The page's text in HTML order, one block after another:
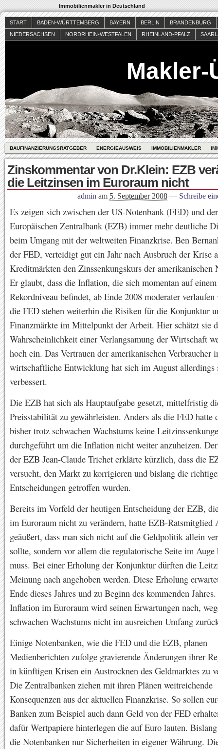
Immobilienmakler in Deutschland
START BADEN-WÜRTTEMBERG BAYERN BERLIN
BRANDENBURG
NIEDERSACHSEN
NORDRHEIN-WESTFALEN RHEINLAND-PFALZ
Makler-
BAUFINANZIERUNGSRATGEBER ENERGIEAUSWEIS IMMOBILIENMAKLER
Zinskommentar von Dr.Klein: EZB
die Leitzinsen im Euroraum nicht
admin am 5. September 2008 — Schreibe
Es zeigen sich zwischen der US-Notenbank (FED) und der
Europäischen Zentralbank (EZB) immer mehr deutliche
beim Umgang mit der weltweiten Finanzkrise. Ben
der FED, verteidigt gut ein Jahr nach Ausbruch der Krise
Kreditmärkten den Zinssenkungskurs der amerikanischen
Er glaubt, dass die Inflation, die sich momentan auf einem
Rekordniveau befindet, ab Ende 2008 moderater
die FED stehen weiterhin die Risiken für die Konjunktur
Finanzmärkte im Mittelpunkt der Arbeit. Hier schätzt sie
Wahrscheinlichkeit einer Verlangsamung der Wirtschaft
hoch ein. Das Vertrauen der amerikanischen Verbraucher
wirtschaftliche Entwicklung hat sich im August allerdings
verbessert.
Die EZB hat sich als Hauptaufgabe gesetzt, mittelfristig
Preisstabilität zu gewährleisten. Anders als die FED hatte
bisher trotz schwachen Wachstums keine
durchgeführt um die Inflation nicht weiter anzuheizen.
der EZB Jean-Claude Trichet erklärte kürzlich, dass die
versucht, den Markt zu korrigieren und bislang die
Entscheidungen getroffen wurden.
Bereits im Vorfeld der heutigen Entscheidung der EZB,
im Euroraum nicht zu verändern, hatte EZB-Ratsmitglied
geäußert, dass man sich nicht auf die Geldpolitik allein
sollte, sondern vor allem die regulatorische Seite im Auge
muss. Bei einer Erholung der Konjunktur dürften die
Meinung nach angehoben werden. Diese Erholung
Ende dieses Jahres und zu Beginn des kommenden
Inflation im Euroraum wird seinen Erwartungen nach,
schwachen Wachstums nicht im ausreichen Umfang
Einige Notenbanken, wie die FED und die EZB, planen
Medienberichten zufolge gravierende Änderungen ihrer
in künftigen Krisen ein Austrocknen des Geldmarktes zu
Die Zentralbanken ziehen mit ihren Plänen weitreichende
Konsequenzen aus der aktuellen Finanzkrise. So sollen
Banken zum Beispiel auch dann Geld von der FED
dafür Wertpapiere hinterlegen die auf Euro lauten.
die Notenbanken nur Sicherheiten in eigener Währung.